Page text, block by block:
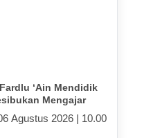
‘Ain Mendidik
Mengajar
Agustus 2026 | 10.00